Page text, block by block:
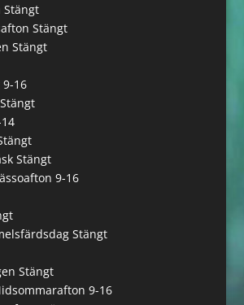
Stängt
Stängt
Stängt
16
Stängt
9-16
Stängt
Stängt
9-16